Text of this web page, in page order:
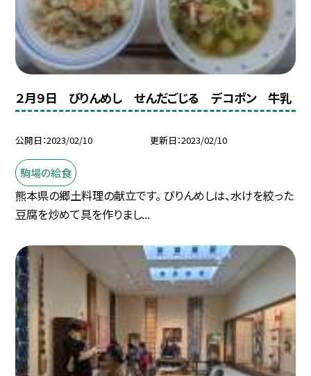
２月９日 びりんめし せんだごじる デコポン 牛乳
公開日 2023/02/10 更新日 2023/02/10
駒場の給食
熊本県の郷土料理の献立です。 びりんめしは、水けを絞った
豆腐を炒めて具を作りまし...